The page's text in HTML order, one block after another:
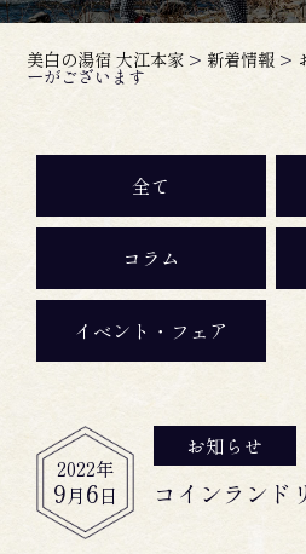
美白の湯宿 大江本家 > 新着情報 >
ーがございます
全て
コラム
イベント・フェア
2022年
9月6日
お知らせ
コインランド